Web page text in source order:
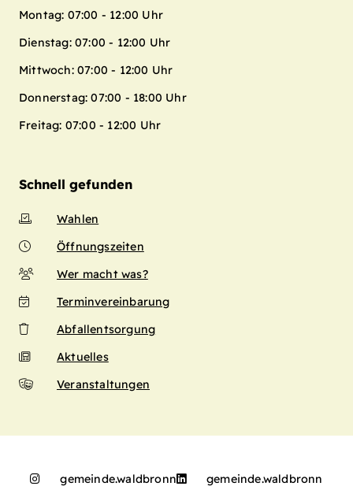
Montag: 07:00 - 12:00 Uhr
Dienstag: 07:00 - 12:00 Uhr
Mittwoch: 07:00 - 12:00 Uhr
Donnerstag: 07:00 - 18:00 Uhr
Freitag: 07:00 - 12:00 Uhr
Schnell gefunden
Wahlen
Öffnungszeiten
Wer macht was?
Terminvereinbarung
Abfallentsorgung
Aktuelles
Veranstaltungen
gemeinde.waldbronn gemeinde.waldbronn